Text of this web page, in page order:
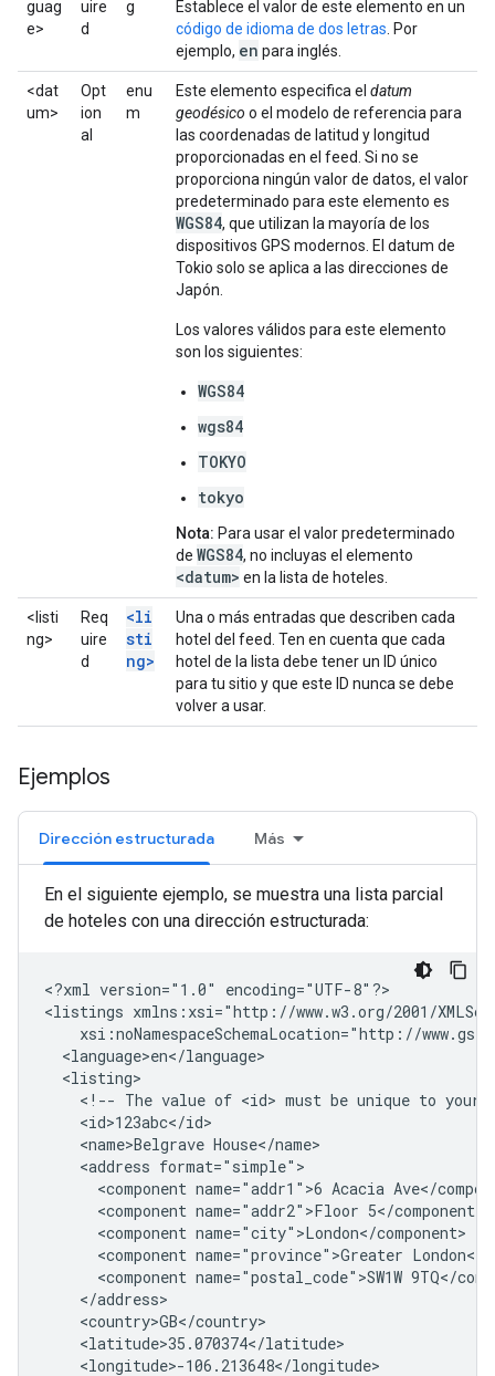
guag
e>
uire
d
g
Establece el valor de este elemento en un
código de idioma de dos letras . Por
ejemplo, en para inglés.
<dat
um>
Opt
ion
al
enu
m
Este elemento especifica el datum
geodésico o el modelo de referencia para
las coordenadas de latitud y longitud
proporcionadas en el feed. Si no se
proporciona ningún valor de datos, el valor
predeterminado para este elemento es
WGS84, que utilizan la mayoría de los
dispositivos GPS modernos. El datum de
Tokio solo se aplica a las direcciones de
Japón.
Los valores válidos para este elemento
son los siguientes:
WGS84
wgs84
TOKYO
tokyo
Nota: Para usar el valor predeterminado
de WGS84, no incluyas el elemento
<datum> en la lista de hoteles.
<listi
ng>
Req
uire
d
<li
sti
ng>
Una o más entradas que describen cada
hotel del feed. Ten en cuenta que cada
hotel de la lista debe tener un ID único
para tu sitio y que este ID nunca se debe
volver a usar.
Ejemplos
Dirección estructurada Más
En el siguiente ejemplo, se muestra una lista parcial
de hoteles con una dirección estructurada:
<?xml version="1.0"
encoding="UTF-8"?>
<listings
<!-- The value of <id> must be unique to your
<name>Belgrave
<address
<component name="addr1">6 Acacia
<component name="addr2">Floor
<component
<component name="province">Greater
<component name="postal_code">SW1W